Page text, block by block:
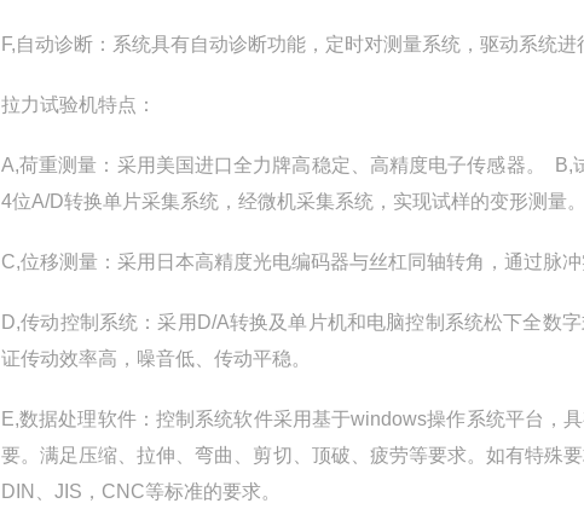
F,自动诊断：系统具有自动诊断功能，定时对测量系统，驱动系统
拉力试验机特点：
A,荷重测量：采用美国进口全力牌高稳定、高精度电子传感器。
B,
4位A/D转换单片采集系统，经微机采集系统，实现试样的变形测量。
C,位移测量：采用日本高精度光电编码器与丝杠同轴转角，通过脉冲
D,传动控制系统：采用D/A转换及单片机和电脑控制系统松下全数
证传动效率高，噪音低、传动平稳。
E,数据处理软件：控制系统软件采用基于windows操作系统平台，
要。满足压缩、拉伸、弯曲、剪切、顶破、疲劳等要求。如有特殊
DIN、JIS，CNC等标准的要求。